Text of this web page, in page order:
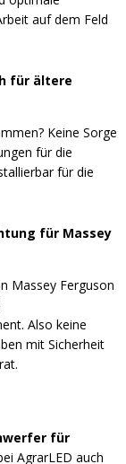
auf dem Feld
für ältere
Keine Sorge
für die
für die
für Massey
Massey Ferguson
Also keine
mit Sicherheit
für
AgrarLED auch